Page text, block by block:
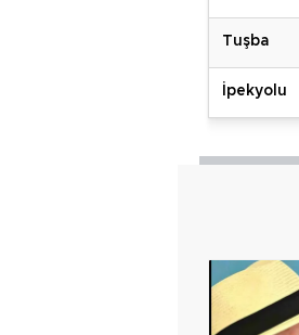
tuşba
i̇pekyolu